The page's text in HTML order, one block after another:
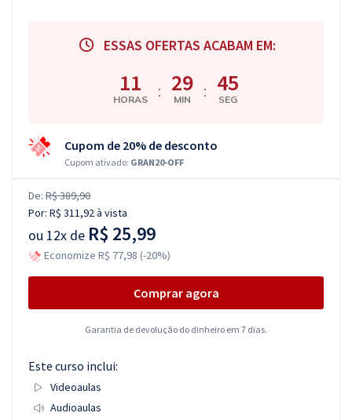
ESSAS OFERTAS ACABAM EM:
11
HORAS : 29
MIN : 44
SEG
Cupom de 20% de desconto
Cupom ativado: GRAN20-OFF
De: R$ 389,90
Por: R$ 311,92à vista
ou 12x de R$ 25,99
Economize R$ 77,98 (-20%)
Comprar agora
Garantia de devolução do dinheiro em 7 dias.
Este curso inclui:
Videoaulas
Audioaulas